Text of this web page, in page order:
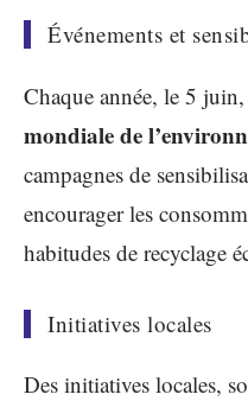
Événements et
Chaque année, le 5
mondiale de
campagnes de
encourager les
habitudes de recyclage
Initiatives locales
Des initiatives locales,